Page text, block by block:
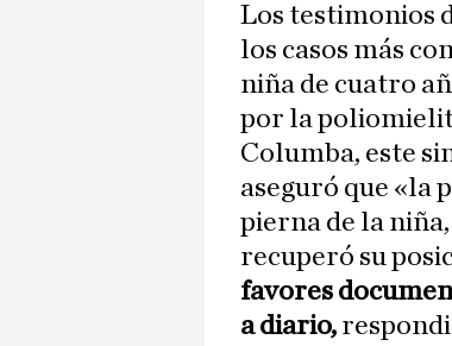
Los testimonios
los casos más
niña de cuatro
por la
Columba, este
aseguró que «la
pierna de la
recuperó su
favores
a diario,